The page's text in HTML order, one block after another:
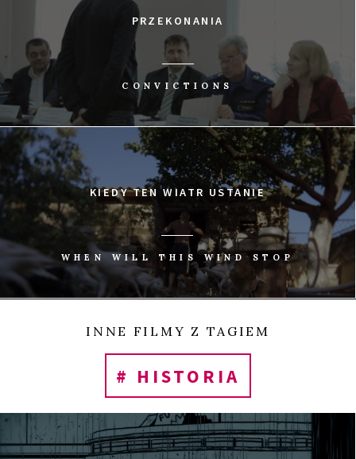
przynosi nowe pytanie i staje się metakrytyką filmu
jako takiego.
Udostępnij Udostępnij Przypnij 0
PRZEKONANIA
CONVICTIONS
KIEDY TEN WIATR USTANIE
WHEN WILL THIS WIND STOP
INNE FILMY Z TAGIEM
# HISTORIA